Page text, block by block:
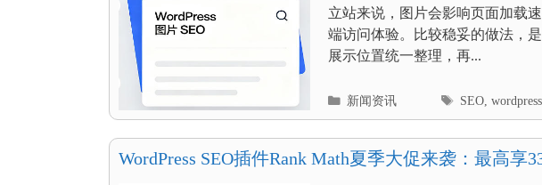
立站来说，图片会影响页面加载
端访问体验。比较稳妥的做法，
展示位置统一整理，再...
分
类
目
录
新闻资讯
标
签
SEO,wordpress
WordPress SEO插件Rank Math夏季大促来袭：最高享